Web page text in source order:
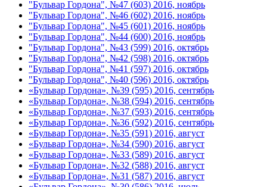
"Бульвар Гордона", №47 (603) 2016, ноябрь
"Бульвар Гордона", №46 (602) 2016, ноябрь
"Бульвар Гордона", №45 (601) 2016, ноябрь
"Бульвар Гордона", №44 (600) 2016, ноябрь
"Бульвар Гордона", №43 (599) 2016, октябрь
"Бульвар Гордона", №42 (598) 2016, октябрь
"Бульвар Гордона", №41 (597) 2016, октябрь
"Бульвар Гордона", №40 (596) 2016, октябрь
«Бульвар Гордона», №39 (595) 2016, сентябрь
«Бульвар Гордона», №38 (594) 2016, сентябрь
«Бульвар Гордона», №37 (593) 2016, сентябрь
«Бульвар Гордона», №36 (592) 2016, сентябрь
«Бульвар Гордона», №35 (591) 2016, август
«Бульвар Гордона», №34 (590) 2016, август
«Бульвар Гордона», №33 (589) 2016, август
«Бульвар Гордона», №32 (588) 2016, август
«Бульвар Гордона», №31 (587) 2016, август